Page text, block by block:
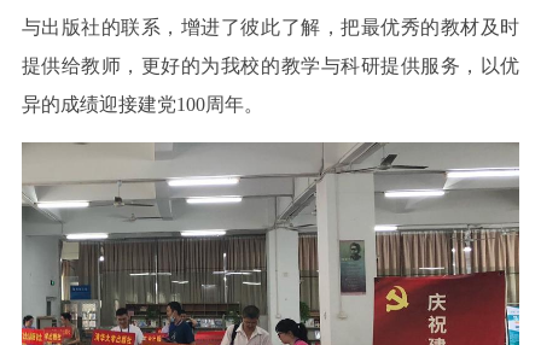
与出版社的联系，增进了彼此了解，把最优秀的教材及时
提供给教师，更好的为我校的教学与科研提供服务，以优
异的成绩迎接建党100周年。